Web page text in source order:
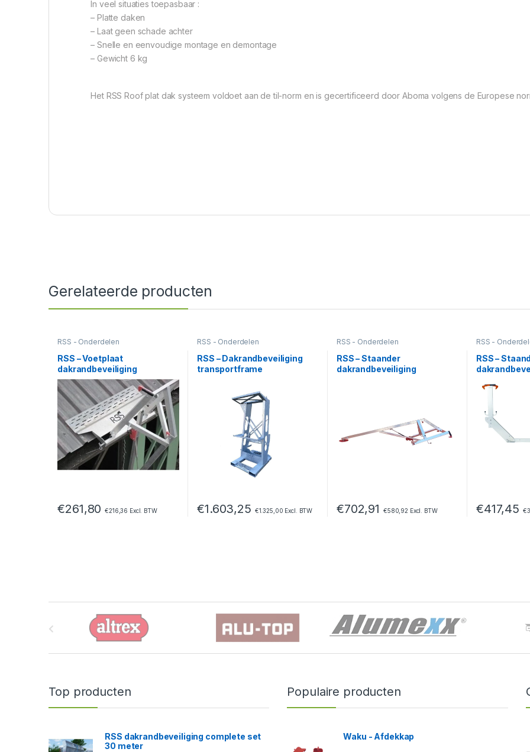
In veel situaties toepasbaar :
– Platte daken
– Laat geen schade achter
– Snelle en eenvoudige montage en demontage
– Gewicht 6 kg
Het RSS Roof plat dak systeem voldoet aan de til-norm en is gecertificeerd door Aboma volgens de Europese
Gerelateerde producten
RSS - Onderdelen
RSS – Voetplaat
dakrandbeveiliging
€261,80 €216,36 Excl. BTW
RSS - Onderdelen
RSS – Dakrandbeveiliging
transportframe
€1.603,25 €1.325,00 Excl. BTW
RSS - Onderdelen
RSS – Staander
dakrandbeveiliging
€702,91 €580,92 Excl. BTW
RSS -
RSS –
€417,45 €
Top producten
RSS dakrandbeveiliging complete set
30 meter
Populaire producten
Waku - Afdekkap